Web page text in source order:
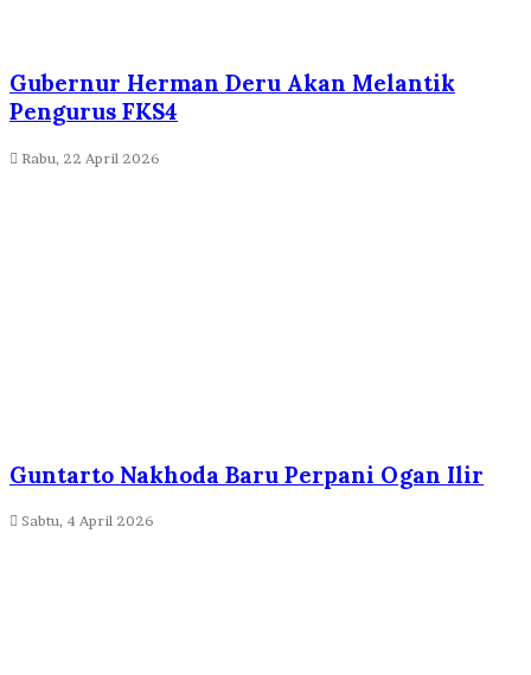
Gubernur Herman Deru Akan Melantik
Pengurus FKS4
Rabu, 22 April 2026
Guntarto Nakhoda Baru Perpani Ogan Ilir
Sabtu, 4 April 2026